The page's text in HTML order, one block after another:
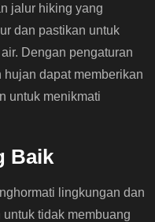
jalur hiking yang
dan pastikan untuk
Dengan pengaturan
dapat memberikan
untuk menikmati
Baik
lingkungan dan
tidak membuang